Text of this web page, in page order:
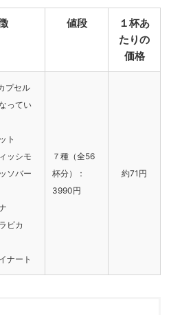
値段
１杯あ
たりの
価格
プセル
ってい
ト
ッシモ
ソバー
ビカ
ナート
７種（全56
杯分）：
3990円
約71円